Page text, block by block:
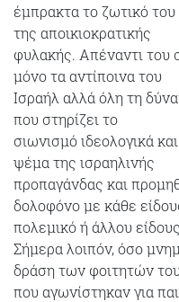
έμπρακτα το ζωτικό
της αποικιοκρατικής
φυλακής. Απέναντι του
μόνο τα αντίποινα του
Ισραήλ αλλά όλη τη
που στηρίζει το
σιωνισμό ιδεολογικά
ψέμα της ισραηλινής
προπαγάνδας και
δολοφόνο με κάθε
πολεμικό ή άλλου
Σήμερα λοιπόν, όσο
δράση των φοιτητών του
που αγωνίστηκαν για